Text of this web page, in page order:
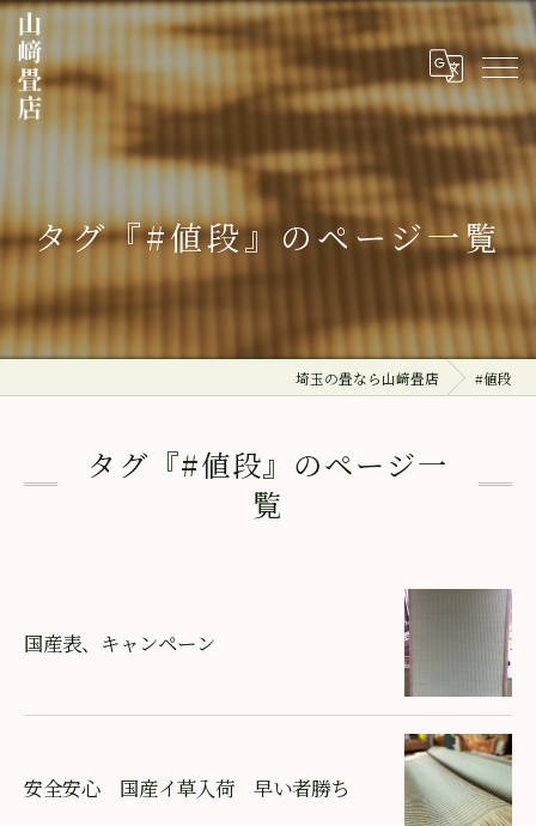
タグ『#値段』のページ一覧
埼玉の畳なら山﨑畳店 #値段
タグ『#値段』のページ一
覧
国産表、キャンペーン
安全安心 国産イ草入荷 早い者勝ち